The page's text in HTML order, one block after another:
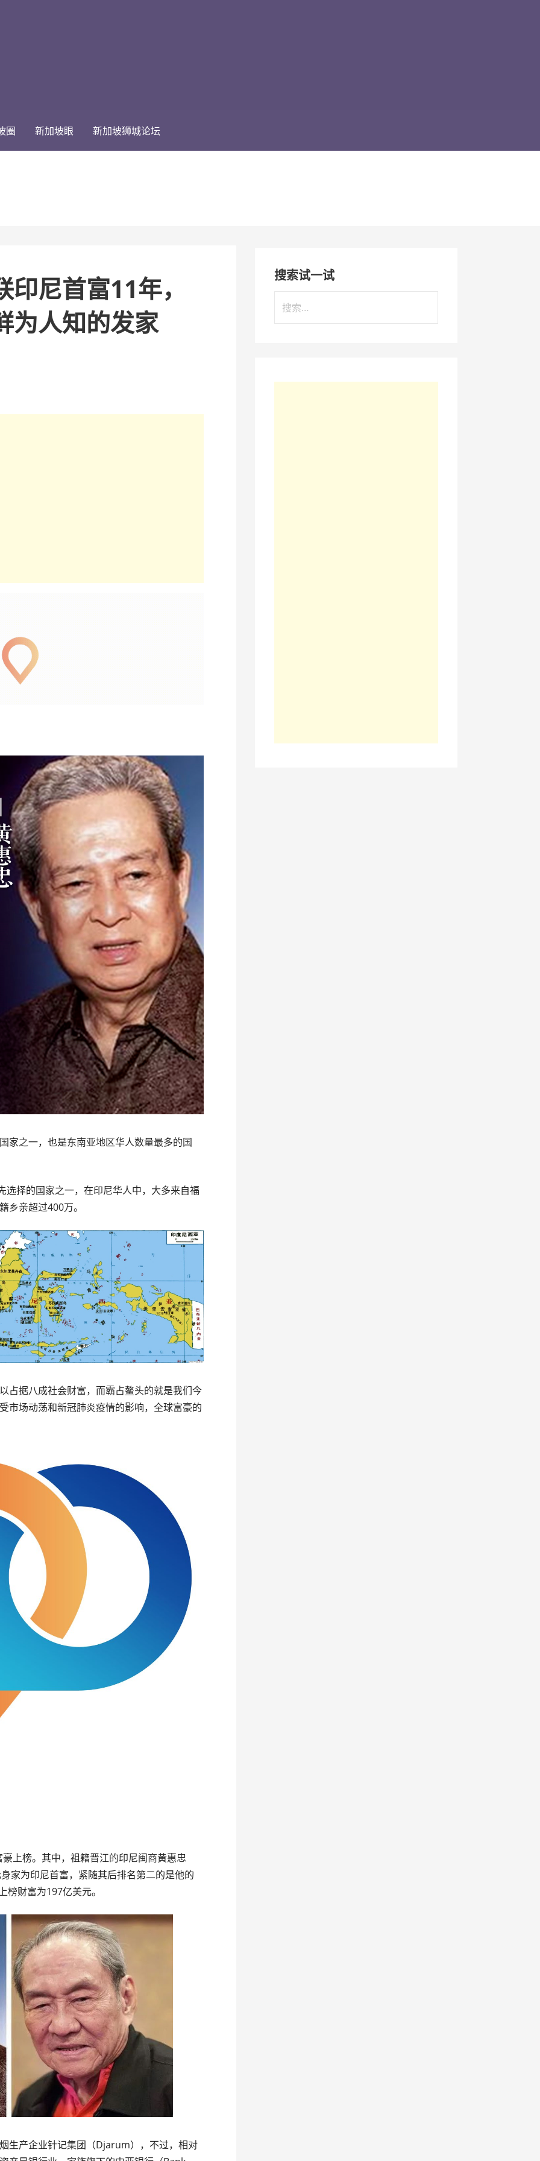
圈 新加坡眼 新加坡狮城论坛
尼首富11年，
为人知的发家
家之一，也是东南亚地区华人数量最多的国
选择的国家之一，在印尼华人中，大多来自福
乡亲超过400万。
占据八成社会财富，而霸占鳌头的就是我们今
市场动荡和新冠肺炎疫情的影响，全球富豪的
上榜。其中，祖籍晋江的印尼闽商黄惠忠
家为印尼首富，紧随其后排名第二的是他的
财富为197亿美元。
生产企业针记集团（Djarum），不过，相对
搜索试一试
索